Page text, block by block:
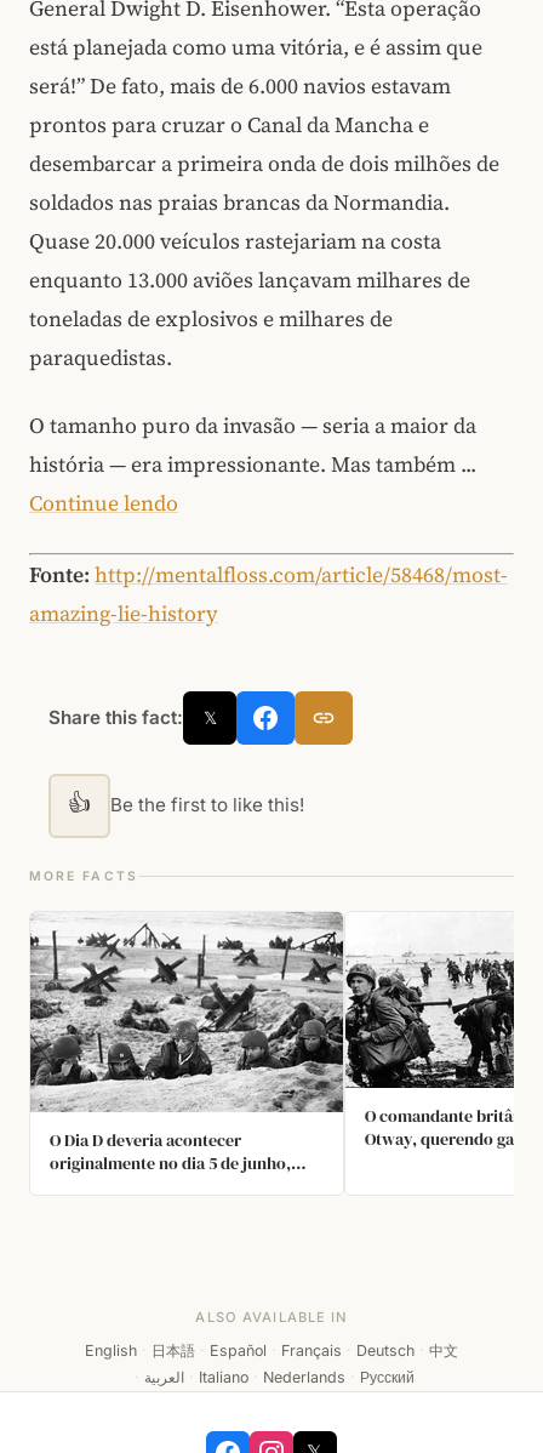
General Dwight D. Eisenhower. “Esta operação
está planejada como uma vitória, e é assim que
será!” De fato, mais de 6.000 navios estavam
prontos para cruzar o Canal da Mancha e
desembarcar a primeira onda de dois milhões de
soldados nas praias brancas da Normandia.
Quase 20.000 veículos rastejariam na costa
enquanto 13.000 aviões lançavam milhares de
toneladas de explosivos e milhares de
paraquedistas.
O tamanho puro da invasão — seria a maior da
história — era impressionante. Mas também ...
Continue lendo
Fonte: http://mentalfloss.com/article/58468/most-
amazing-lie-history
Share this fact: 𝕏
👍 Be the first to like this!
MORE FACTS
O Dia D deveria acontecer
originalmente no dia 5 de junho,
O comandante
Otway, querendo
ALSO AVAILABLE IN
English · 日本語 · Español · Français · Deutsch · 中文
· العربية · Italiano · Nederlands · Русский